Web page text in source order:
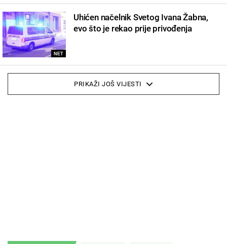
NET
Uhićen načelnik Svetog Ivana Žabna,
evo što je rekao prije privođenja
PRIKAŽI JOŠ VIJESTI